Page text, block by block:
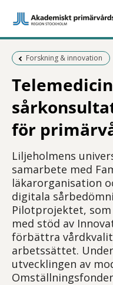
Föregående sida:
Forskning & innovation
för
Liljeholmens
samarbete med
läkarorganisation
digitala
Pilotprojektet, som
med stöd av
förbättra
arbetssättet.
utvecklingen av